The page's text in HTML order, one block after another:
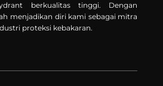
berkualitas tinggi. Dengan
menjadikan diri kami sebagai mitra
proteksi kebakaran.